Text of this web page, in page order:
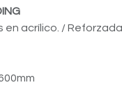
en acrílico. /